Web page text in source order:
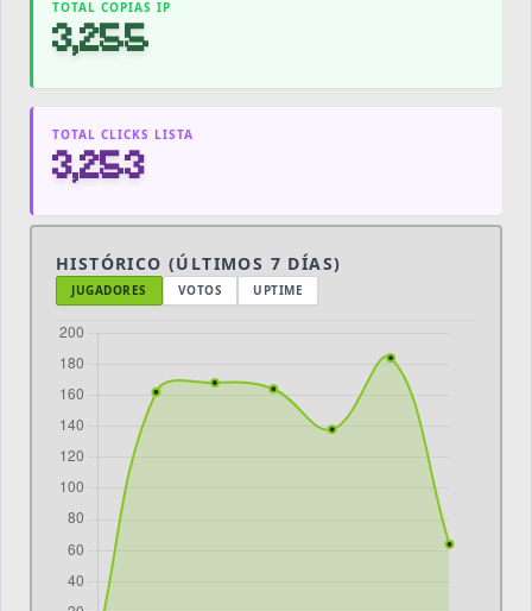
TOTAL COPIAS IP
3,255
TOTAL CLICKS LISTA
3,253
HISTÓRICO (ÚLTIMOS 7 DÍAS)
JUGADORES VOTOS UPTIME